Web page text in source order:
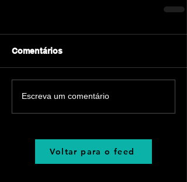
Comentários
Escreva um comentário
Voltar para o feed